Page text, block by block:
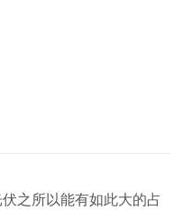
之所以能有如此大的占